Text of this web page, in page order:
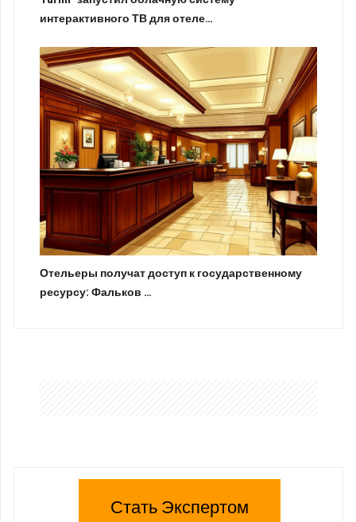
интерактивного ТВ для отеле…
Отельеры получат доступ к государственному
ресурсу: Фальков …
Стать Экспертом